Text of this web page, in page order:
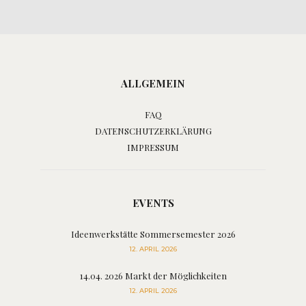
ALLGEMEIN
FAQ
DATENSCHUTZERKLÄRUNG
IMPRESSUM
EVENTS
Ideenwerkstätte Sommersemester 2026
12. APRIL 2026
14.04. 2026 Markt der Möglichkeiten
12. APRIL 2026